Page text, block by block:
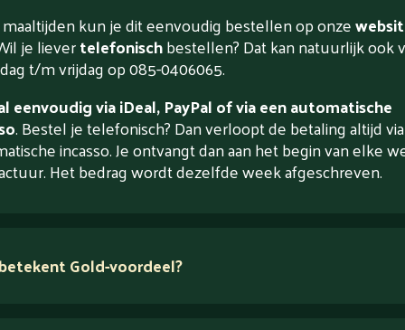
kun je dit eenvoudig bestellen op onze
je lievertelefonischbestellen? Dat kan natuurlijk ook
t/m vrijdag op 085-0406065.
eenvoudig via iDeal, PayPal of via een automatische
. Bestel je telefonisch? Dan verloopt de betaling altijd
incasso. Je ontvangt dan aan het begin van elke
Het bedrag wordt dezelfde week afgeschreven.
Gold-voordeel?